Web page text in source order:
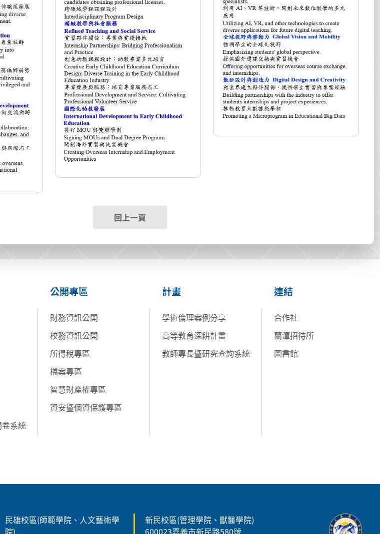
回上一頁
系統
公開專區
財務資訊公開
校務資訊公開
所得稅專區
檔案專區
智慧財產權專區
資安暨個資保護專區
計畫
學術倫理案例分享
高等教育深耕計畫
教師專長暨研究查詢系統
連結
合作社
蘭潭招待所
圖書館
民雄校區(師範學院、人文藝術學
新民校區(管理學院、獸醫學院)